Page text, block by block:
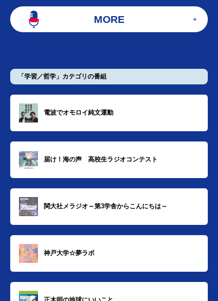
MORE
「学習／哲学」カテゴリの番組
電波でオモロイ純文運動
届け！海の声 高校生ラジオコンテスト
関大社メラジオ～第3学舎からこんにちは～
神戸大学☆夢ラボ